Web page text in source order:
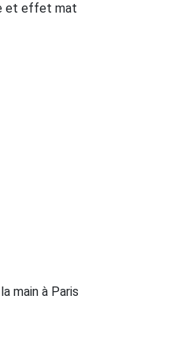
et effet mat
main à Paris